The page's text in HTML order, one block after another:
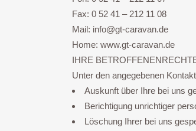
Fax: 0 52 41 – 212 11 08
Mail: info@gt-caravan.de
Home: www.gt-caravan.de
IHRE
Unter den angegebenen
Auskunft über Ihre bei uns
Berichtigung unrichtiger
Löschung Ihrer bei uns